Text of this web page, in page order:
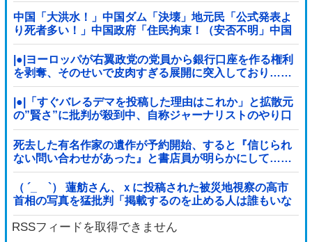
中国「大洪水！」中国ダム「決壊」地元民「公式発表よ
り死者多い！」中国政府「住民拘束！（安否不明」中国
当局「救助隊動画も削除」台風13号「三峡ダム接近中」
→
|●|ヨーロッパが右翼政党の党員から銀行口座を作る権利
を剥奪、そのせいで皮肉すぎる展開に突入しており……
|●|「すぐバレるデマを投稿した理由はこれか」と拡散元
の”賢さ”に批判が殺到中、自称ジャーナリストのやり口
というのが……
死去した有名作家の遺作が予約開始、すると『信じられ
ない問い合わせがあった』と書店員が明らかにして……
（ ´_ゝ`） 蓮舫さん、ｘに投稿された被災地視察の高市
首相の写真を猛批判「掲載するのを止める人は誰もいな
かったのか」「あまりにも愕然としていま...
RSSフィードを取得できません